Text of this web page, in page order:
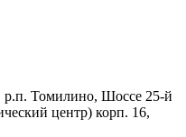
Томилино, Шоссе 25-й
центр) корп. 16,